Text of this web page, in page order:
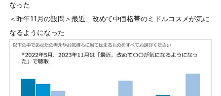
なった
＜昨年11⽉の設問＞最近、改めて中価格帯のミドルコスメが気に
なるようになった